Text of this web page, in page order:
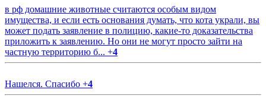
в рф домашние животные считаются особым видом
имущества, и если есть основания думать, что кота украли, вы
может подать заявление в полицию, какие-то доказательства
приложить к заявлению. Но они не могут просто зайти на
частную территорию б... +4
Нашелся. Спасибо +4